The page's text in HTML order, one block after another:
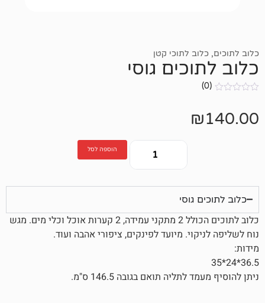
לתוכי קטן
גוסי
הוספה לסל
גוסי
כלוב לתוכים הכולל 2 מתקני עמידה, 2 קערות אוכל וכלי מים. מגש
מיועד לפינקים, ציפורי אהבה ועוד.
תואם בגובה 146.5 ס"מ.